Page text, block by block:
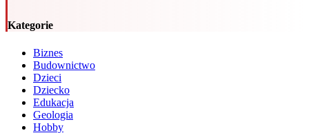
Kategorie
Biznes
Budownictwo
Dzieci
Dziecko
Edukacja
Geologia
Hobby